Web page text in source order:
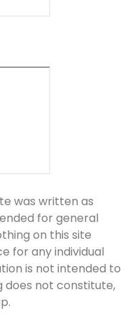
was written as
for general
on this site
for any individual
is not intended to
does not constitute,